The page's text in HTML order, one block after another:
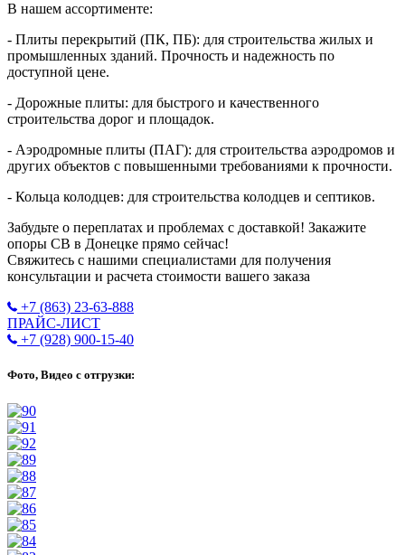
В нашем ассортименте:
- Плиты перекрытий (ПК, ПБ): для строительства жилых и
промышленных зданий. Прочность и надежность по
доступной цене.
- Дорожные плиты: для быстрого и качественного
строительства дорог и площадок.
- Аэродромные плиты (ПАГ): для строительства аэродромов и
других объектов с повышенными требованиями к прочности.
- Кольца колодцев: для строительства колодцев и септиков.
Забудьте о переплатах и проблемах с доставкой! Закажите
опоры СВ в Донецке прямо сейчас!
Свяжитесь с нашими специалистами для получения
консультации и расчета стоимости вашего заказа
+7 (863) 23-63-888
ПРАЙС-ЛИСТ
+7 (928) 900-15-40
Фото, Видео с отгрузки: